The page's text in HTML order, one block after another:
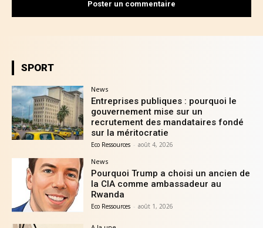
SPORT
News
Entreprises publiques : pourquoi le
gouvernement mise sur un
recrutement des mandataires fondé
sur la méritocratie
Eco Ressources - août 4, 2026
News
Pourquoi Trump a choisi un ancien de
la CIA comme ambassadeur au
Rwanda
Eco Ressources - août 1, 2026